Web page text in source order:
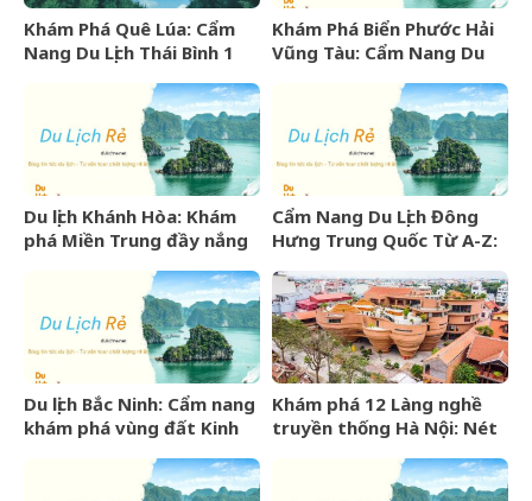
Khám Phá Quê Lúa: Cẩm
Nang Du Lịch Thái Bình 1
Khám Phá Biển Phước Hải
Vũng Tàu: Cẩm Nang Du
Du lịch Khánh Hòa: Khám
phá Miền Trung đầy nắng
Cẩm Nang Du Lịch Đông
Hưng Trung Quốc Từ A-Z:
Trình Chi Tiết
Du lịch Bắc Ninh: Cẩm nang
khám phá vùng đất Kinh
Khám phá 12 Làng nghề
truyền thống Hà Nội: Nét